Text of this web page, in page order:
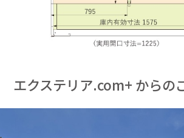
エクステリア.com+ からの